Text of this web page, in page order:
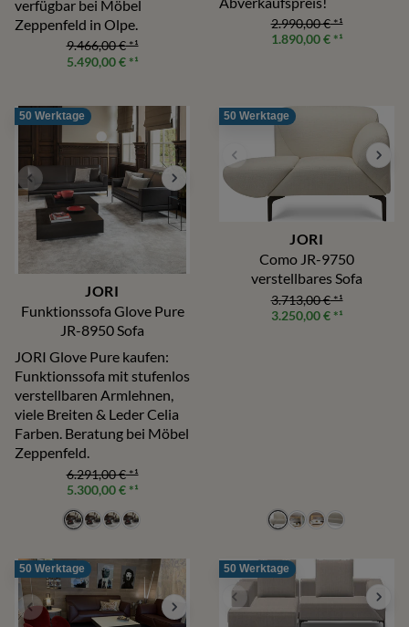
verfügbar bei Möbel
Zeppenfeld in Olpe.
9.466,00 €*¹
5.490,00 €*¹
2.990,00 €*¹
1.890,00 €*¹
50 Werktage
JORI
Funktionssofa Glove Pure
JR-8950 Sofa
JORI Glove Pure kaufen:
Funktionssofa mit stufenlos
verstellbaren Armlehnen,
viele Breiten & Leder Celia
Farben. Beratung bei Möbel
Zeppenfeld.
6.291,00 €*¹
5.300,00 €*¹
50 Werktage
JORI
Como JR-9750
verstellbares Sofa
3.713,00 €*¹
3.250,00 €*¹
50 Werktage 50 Werktage